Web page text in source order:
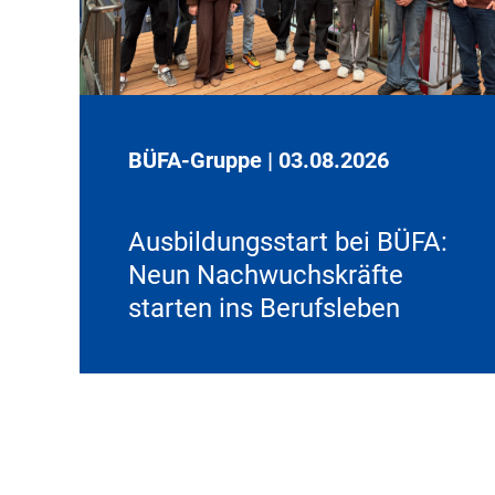
BÜFA-Gruppe | 03.08.2026
Ausbildungsstart bei BÜFA:
Neun Nachwuchskräfte
starten ins Berufsleben